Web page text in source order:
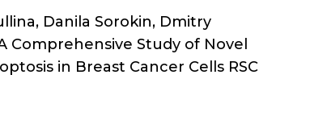
Danila Sorokin, Dmitry
Comprehensive Study of Novel
in Breast Cancer Cells RSC